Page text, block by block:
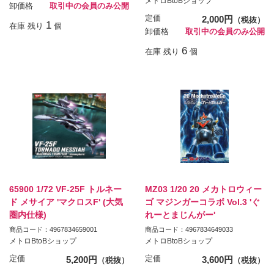
卸価格
取引中の会員のみ公開
在庫 残り 1 個
定価 2,000円
（税抜）
卸価格
取引中の会員のみ公開
在庫 残り 6 個
65900 1/72 VF-25F トルネー
ド メサイア 'マクロスF' (大気
圏内仕様)
商品コード：4967834659001
メトロBtoBショップ
定価 5,200円
（税抜）
MZ03 1/20 20 メカトロウィー
ゴ マジンガーコラボ Vol.3 'ぐ
れーとまじんがー'
商品コード：4967834649033
メトロBtoBショップ
定価 3,600円
（税抜）